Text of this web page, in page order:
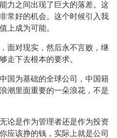
力之间出现了巨大的落差。这
常好的机会。这个时候引入我
上成为可能。
面对现实，然后永不言败，继
走下去根本的要求。
国为基础的全球公司，中国籍
潮里面重要的一朵浪花，不是
论是作为管理者还是作为投资
应该挣的钱，实际上就是公司